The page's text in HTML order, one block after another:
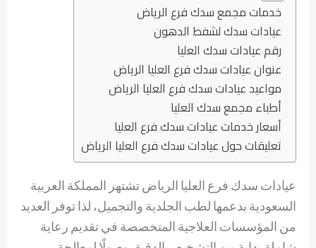
خدمات مجمع سدك فرع الرياض
عيادات سدك لشفط الدهون
رقم عيادات سدك العليا
عنوان عيادات سدك فرع العليا الرياض
مواعيد عيادات سدك فرع العليا الرياض
أطباء مجمع سدك العليا
أسعار خدمات عيادات سدك فرع العليا
تعليقات حول عيادات سدك فرع العليا الرياض
عيادات سدك فرع العليا الرياض تشتهر المملكة العربية
السعودية بدعمها لطب الجلدية والتجميل، لذا توفر العديد
من المؤسسات العلاجية المتخصصة في تقديم رعاية